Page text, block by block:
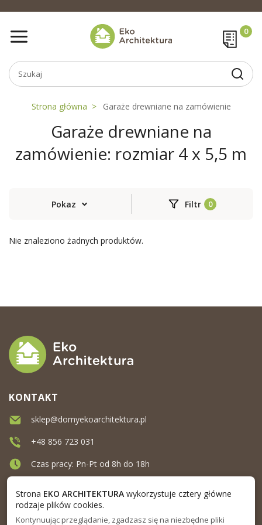
Strona główna Garaże drewniane na zamówienie
Garaże drewniane na
zamówienie: rozmiar 4 x 5,5 m
Pokaz Filtr
Nie znaleziono żadnych produktów.
KONTAKT
sklep@domyekoarchitektura.pl
+48 856 723 031
Czas pracy: Pn-Pt od 8h do 18h
Strona EKO ARCHITEKTURAwykorzystuje cztery główne
rodzaje plików cookies.
Kontynuując przeglądanie, zgadzasz się na niezbędne pliki